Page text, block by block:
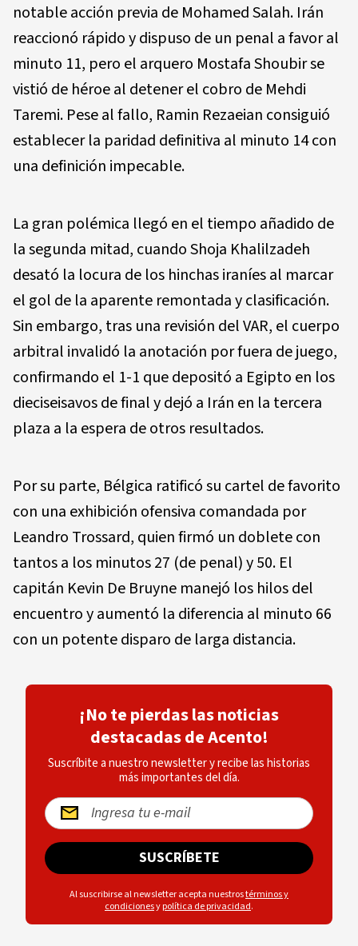
notable acción previa de Mohamed Salah. Irán
reaccionó rápido y dispuso de un penal a favor al
minuto 11, pero el arquero Mostafa Shoubir se
vistió de héroe al detener el cobro de Mehdi
Taremi. Pese al fallo, Ramin Rezaeian consiguió
establecer la paridad definitiva al minuto 14 con
una definición impecable.
La gran polémica llegó en el tiempo añadido de
la segunda mitad, cuando Shoja Khalilzadeh
desató la locura de los hinchas iraníes al marcar
el gol de la aparente remontada y clasificación.
Sin embargo, tras una revisión del VAR, el cuerpo
arbitral invalidó la anotación por fuera de juego,
confirmando el 1-1 que depositó a Egipto en los
dieciseisavos de final y dejó a Irán en la tercera
plaza a la espera de otros resultados.
Por su parte, Bélgica ratificó su cartel de favorito
con una exhibición ofensiva comandada por
Leandro Trossard, quien firmó un doblete con
tantos a los minutos 27 (de penal) y 50. El
capitán Kevin De Bruyne manejó los hilos del
encuentro y aumentó la diferencia al minuto 66
con un potente disparo de larga distancia.
¡No te pierdas las noticias
destacadas de Acento!
Suscríbite a nuestro newsletter y recibe las historias
más importantes del día.
SUSCRÍBETE
Al suscribirse al newsletter acepta nuestrostérminos y
condicionesypolítica de privacidad.